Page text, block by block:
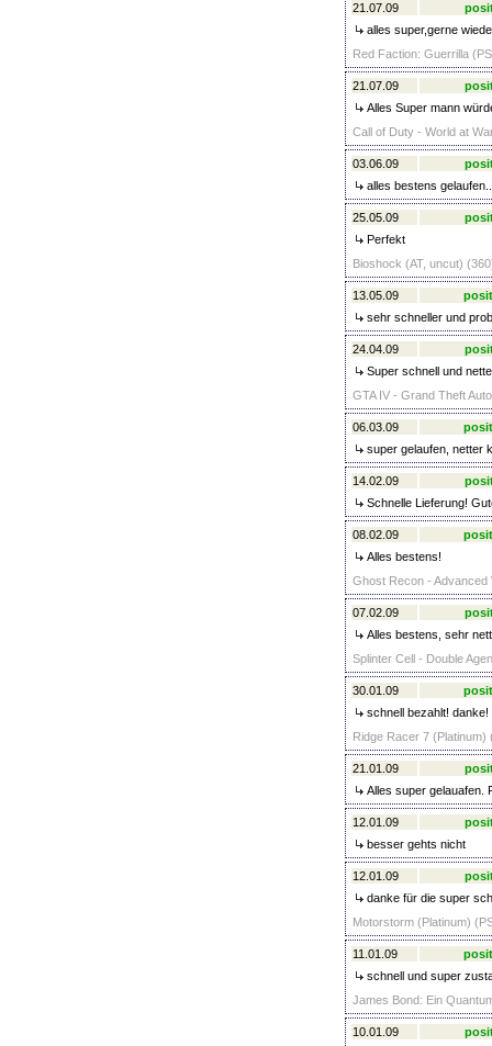
21.07.09
alles super,gerne
Red Faction: Guerrilla
21.07.09
Alles Super mann
Call of Duty - World at
03.06.09
alles bestens
25.05.09
Perfekt
Bioshock (AT, uncut)
13.05.09
sehr schneller und
24.04.09
Super schnell und
GTA IV - Grand Theft
06.03.09
super gelaufen, netter
14.02.09
Schnelle Lieferung!
08.02.09
Alles bestens!
Ghost Recon - Advanced
07.02.09
Alles bestens, sehr
Splinter Cell - Double
30.01.09
schnell bezahlt! danke!
Ridge Racer 7 (Platinum)
21.01.09
Alles super gelauafen.
12.01.09
besser gehts nicht
12.01.09
danke für die super
Motorstorm (Platinum)
11.01.09
schnell und super
James Bond: Ein
10.01.09